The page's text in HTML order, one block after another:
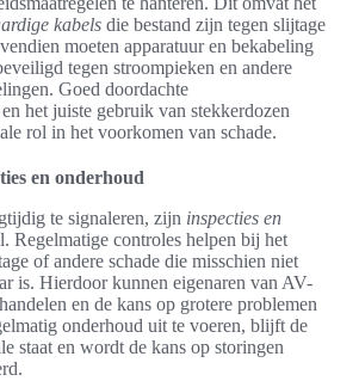
kabels die bestand zijn tegen slijtage
moeten apparatuur en bekabeling
tegen stroompieken en andere
Goed doordachte
het juiste gebruik van stekkerdozen
rol in het voorkomen van schade.
en onderhoud
te signaleren, zijn inspecties en
Regelmatige controles helpen bij het
of andere schade die misschien niet
is. Hierdoor kunnen eigenaren van AV-
en de kans op grotere problemen
onderhoud uit te voeren, blijft de
staat en wordt de kans op storingen